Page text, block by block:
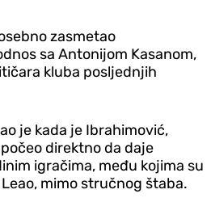
zasmetao
sa Antonijom Kasanom,
kluba posljednjih
je kada je Ibrahimović,
direktno da daje
igračima, među kojima su
mimo stručnog štaba.